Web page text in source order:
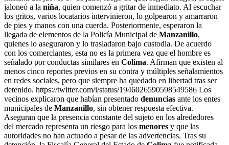
jaloneó a la niña, quien comenzó a gritar de inmediato. Al escuchar
los gritos, varios locatarios intervinieron, lo golpearon y amarraron
de pies y manos con una cuerda. Posteriormente, esperaron la
llegada de elementos de la Policía Municipal de Manzanillo,
quienes lo aseguraron y lo trasladaron bajo custodia. De acuerdo
con los comerciantes, esta no es la primera vez que el hombre es
señalado por conductas similares en Colima. Afirman que existen al
menos cinco reportes previos en su contra y múltiples señalamientos
en redes sociales, pero que siempre ha quedado en libertad tras ser
detenido. https://twitter.com/i/status/1946026590598549586 Los
vecinos explicaron que habían presentado denuncias ante los entes
municipales de Manzanillo, sin obtener respuesta efectiva.
Aseguran que la presencia constante del sujeto en los alrededores
del mercado representa un riesgo para los menores y que las
autoridades no han actuado a pesar de las advertencias. Tras su